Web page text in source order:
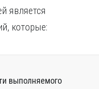
Ч
Чебоксары
Череповец
Я
является
которые:
выполняемого